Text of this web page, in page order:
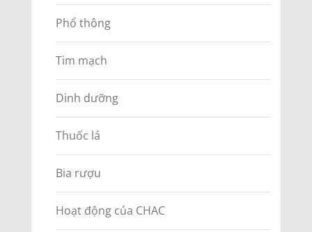
Phổ thông
Tim mạch
Dinh dưỡng
Thuốc lá
Bia rượu
Hoạt động của CHAC